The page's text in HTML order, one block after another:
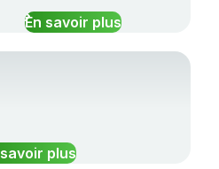
En savoir plus
plus